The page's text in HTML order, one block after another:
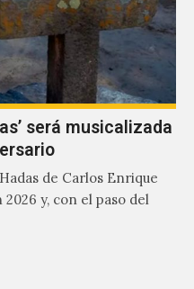
será musicalizada
de Carlos Enrique
y, con el paso del